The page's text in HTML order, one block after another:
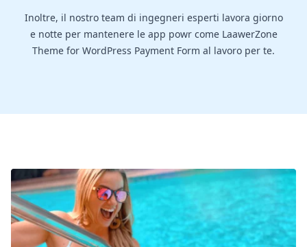
Inoltre, il nostro team di ingegneri esperti lavora giorno
e notte per mantenere le app powr come LaawerZone
Theme for WordPress Payment Form al lavoro per te.